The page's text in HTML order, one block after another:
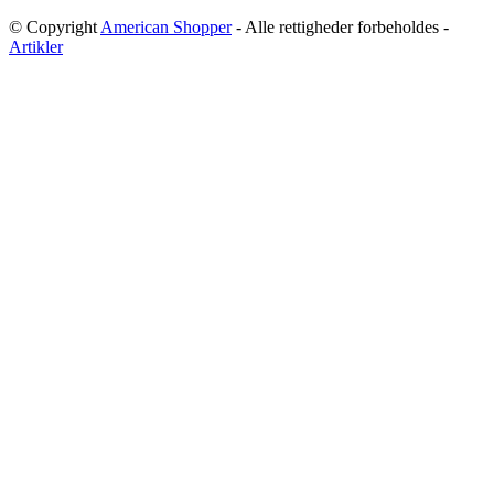
© Copyright American Shopper- Alle rettigheder forbeholdes -
Artikler